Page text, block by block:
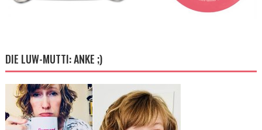
DIE LUW-MUTTI: ANKE ;)